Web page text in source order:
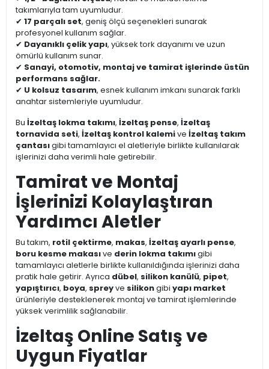
takımlarıyla tam uyumludur.
✔ 17 parçalı set, geniş ölçü seçenekleri sunarak
profesyonel kullanım sağlar.
✔ Dayanıklı çelik yapı, yüksek tork dayanımı ve uzun
ömürlü kullanım sunar.
✔ Sanayi, otomotiv, montaj ve tamirat işlerinde üstün
performans sağlar.
✔ U kolsuz tasarım, esnek kullanım imkanı sunarak farklı
anahtar sistemleriyle uyumludur.
Bu İzeltaş lokma takımı, İzeltaş pense, İzeltaş
tornavida seti, İzeltaş kontrol kalemive İzeltaş takım
çantasıgibi tamamlayıcı el aletleriyle birlikte kullanılarak
işlerinizi daha verimli hale getirebilir.
Tamirat ve Montaj
İşlerinizi Kolaylaştıran
Yardımcı Aletler
Bu takım, rotil çektirme, makas, İzeltaş ayarlı pense,
boru kesme makasıve derin lokma takımıgibi
tamamlayıcı aletlerle birlikte kullanıldığında işlerinizi daha
pratik hale getirir. Ayrıca dübel, silikon kanülü, pipet,
yapıştırıcı, boya, spreyve silikongibi yapı market
ürünleriyle desteklenerek montaj ve tamirat işlemlerinde
yüksek verimlilik sağlanabilir.
İzeltaş Online Satış ve
Uygun Fiyatlar